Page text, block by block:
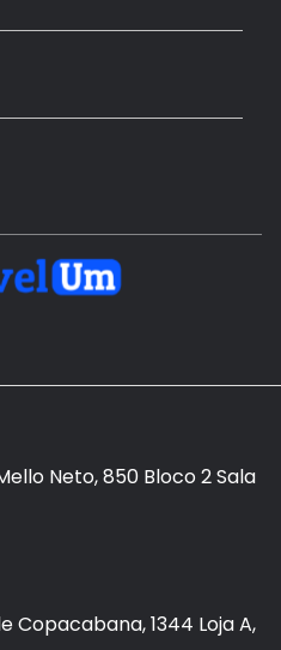
Neto, 850 Bloco 2 Sala
Copacabana, 1344 Loja A,